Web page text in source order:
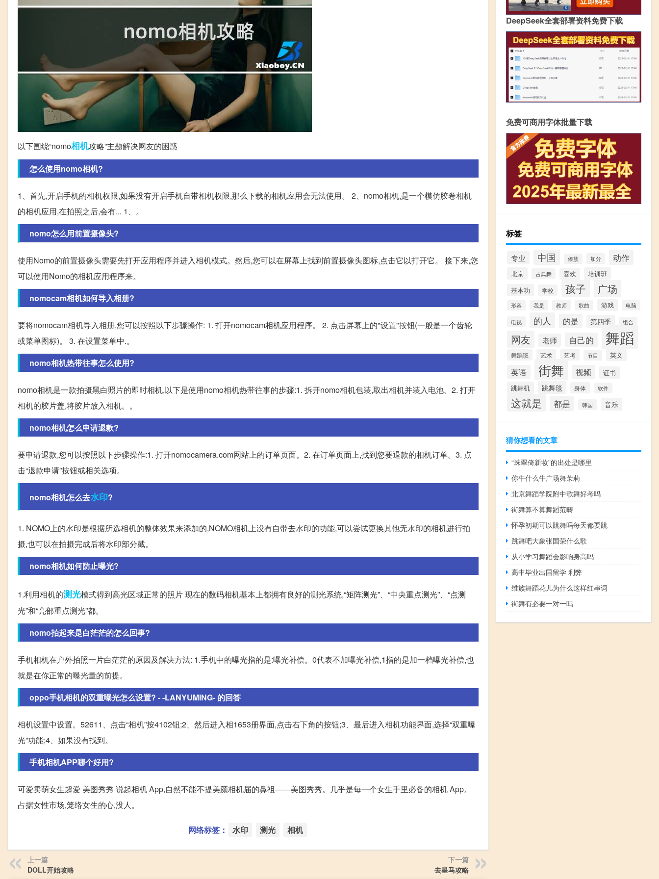
以下围绕“nomo相机攻略”主题解决网友的困惑
怎么使用nomo相机?
1、首先,开启手机的相机权限,如果没有开启手机自带相机权限,那么下载的相机应用会无法使用。 2、nomo相机,是一个模仿胶卷相机
的相机应用,在拍照之后,会有... 1、。
nomo怎么用前置摄像头?
使用Nomo的前置摄像头需要先打开应用程序并进入相机模式。然后,您可以在屏幕上找到前置摄像头图标,点击它以打开它。 接下来,您
可以使用Nomo的相机应用程序来。
nomocam相机如何导入相册?
要将nomocam相机导入相册,您可以按照以下步骤操作: 1. 打开nomocam相机应用程序。 2. 点击屏幕上的"设置"按钮(一般是一个齿轮
或菜单图标)。 3. 在设置菜单中.。
nomo相机热带往事怎么使用?
nomo相机是一款拍摄黑白照片的即时相机,以下是使用nomo相机热带往事的步骤:1. 拆开nomo相机包装,取出相机并装入电池。2. 打开
相机的胶片盖,将胶片放入相机。。
nomo相机怎么申请退款?
要申请退款,您可以按照以下步骤操作:1. 打开nomocamera.com网站上的订单页面。2. 在订单页面上,找到您要退款的相机订单。3. 点
击“退款申请”按钮或相关选项。
nomo相机怎么去水印?
1. NOMO上的水印是根据所选相机的整体效果来添加的,NOMO相机上没有自带去水印的功能,可以尝试更换其他无水印的相机进行拍
摄,也可以在拍摄完成后将水印部分截。
nomo相机如何防止曝光?
1.利用相机的测光模式得到高光区域正常的照片 现在的数码相机基本上都拥有良好的测光系统,“矩阵测光”、“中央重点测光”、“点测
光”和“亮部重点测光”都。
nomo拍起来是白茫茫的怎么回事?
手机相机在户外拍照一片白茫茫的原因及解决方法: 1.手机中的曝光指的是:曝光补偿。0代表不加曝光补偿,1指的是加一档曝光补偿,也
就是在你正常的曝光量的前提。
oppo手机相机的双重曝光怎么设置? - -LANYUMING- 的回答
相机设置中设置。52611、点击“相机”按4102钮;2、然后进入相1653册界面,点击右下角的按钮;3、最后进入相机功能界面,选择“双重曝
光”功能;4、如果没有找到。
手机相机APP哪个好用?
可爱卖萌女生超爱 美图秀秀 说起相机 App,自然不能不提美颜相机届的鼻祖——美图秀秀。几乎是每一个女生手里必备的相机 App。
占据女性市场,笼络女生的心,没人。
网络标签： 水印 测光 相机
上一篇
DOLL开始攻略
下一篇
去星马攻略
DeepSeek全套部署资料免费下载
免费可商用字体批量下载
标签
专业 中国 傣族 加分 动作
北京 古典舞 喜欢
培训班
基本功
学校 孩子 广场
形容 我是 教师 歌曲 游戏 电脑
电视 的人 的是 第四季 组合
网友 老师 自己的 舞蹈
舞蹈班 艺术 艺考 节目 英文
英语 街舞 视频
证书
跳舞机
跳舞毯 身体 软件
这就是 都是 韩国 音乐
猜你想看的文章
“珠翠倚新妆”的出处是哪里
你牛什么牛广场舞茉莉
北京舞蹈学院附中歌舞好考吗
街舞算不算舞蹈范畴
怀孕初期可以跳舞吗每天都要跳
跳舞吧大象张国荣什么歌
从小学习舞蹈会影响身高吗
高中毕业出国留学 利弊
维族舞蹈花儿为什么这样红串词
街舞有必要一对一吗